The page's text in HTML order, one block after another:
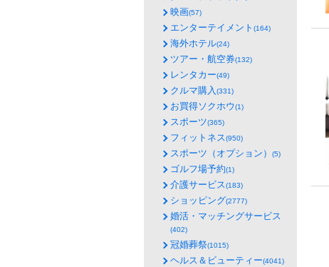
映画(57)
エンターテイメント (164)
海外ホテル(24)
ツアー・航空券(132)
レンタカー(49)
クルマ購入(331)
お買得ソクホウ(1)
スポーツ(365)
フィットネス(950)
スポーツ（オプション） (5)
ゴルフ場予約(1)
介護サービス(183)
ショッピング(2777)
婚活・マッチングサービス
(402)
冠婚葬祭(1015)
ヘルス＆ビューティー(4041)